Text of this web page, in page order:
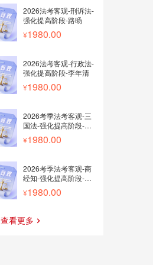
2026法考客观-刑诉法-
强化提高阶段-路旸
1980.00
2026法考客观-行政法-
强化提高阶段-李年清
1980.00
2026考季法考客观-三
国法-强化提高阶段-李
毅
1980.00
2026考季法考客观-商
经知-强化提高阶段-李
文涛
1980.00
查看更多